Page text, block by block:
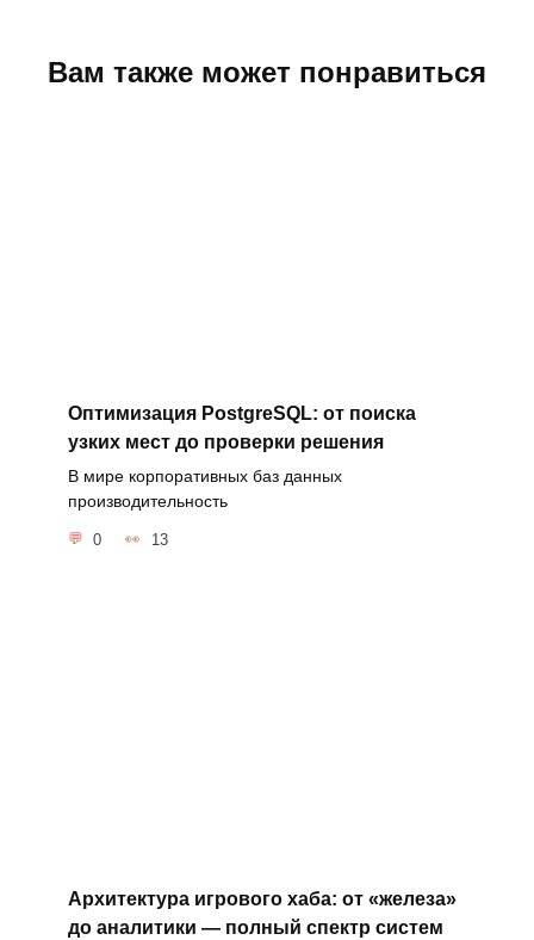
Вам также может понравиться
Оптимизация PostgreSQL: от поиска
узких мест до проверки решения
В мире корпоративных баз данных
производительность
0 13
Архитектура игрового хаба: от «железа»
до аналитики — полный спектр систем